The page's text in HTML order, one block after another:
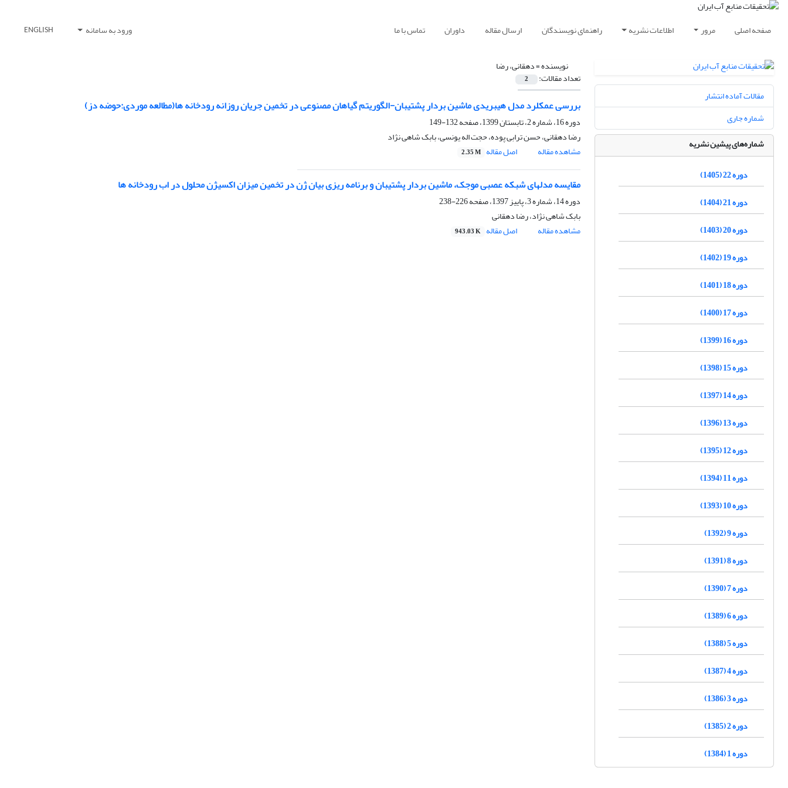
صفحه اصلی مرور اطلاعات نشریه راهنمای نویسندگان ارسال مقاله داوران تماس با ما ورود به سامانه ENGLISH
نویسنده =دهقانی، رضا
تعداد مقالات: 2
بررسی عمکلرد مدل هیبریدی ماشین بردار پشتیبان-الگوریتم گیاهان مصنوعی در تخمین جریان روزانه رودخانه ها(مطالعه موردی:حوضه دز)
دوره 16، شماره 2، تابستان 1399، صفحه
132-149
رضا دهقانی، حسن ترابی پوده، حجت اله یونسی، بابک شاهی نژاد
مشاهده مقاله
اصل مقاله 2.35 M
مقایسه مدلهای شبکه عصبی موجک، ماشین بردار پشتیبان و برنامه ریزی بیان ژن در تخمین میزان اکسیژن محلول در اب رودخانه ها
دوره 14، شماره 3، پاییز 1397، صفحه
226-238
بابک شاهی نژاد، رضا دهقانی
مشاهده مقاله
اصل مقاله 943.03 K
مقالات آماده انتشار
شماره جاری
شماره‌های پیشین نشریه
دوره 22 (1405)
دوره 21 (1404)
دوره 20 (1403)
دوره 19 (1402)
دوره 18 (1401)
دوره 17 (1400)
دوره 16 (1399)
دوره 15 (1398)
دوره 14 (1397)
دوره 13 (1396)
دوره 12 (1395)
دوره 11 (1394)
دوره 10 (1393)
دوره 9 (1392)
دوره 8 (1391)
دوره 7 (1390)
دوره 6 (1389)
دوره 5 (1388)
دوره 4 (1387)
دوره 3 (1386)
دوره 2 (1385)
دوره 1 (1384)